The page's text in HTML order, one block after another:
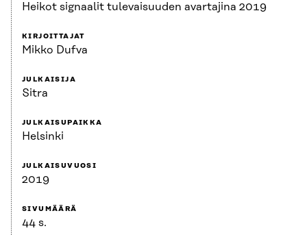
Heikot signaalit tulevaisuuden avartajina 2019
KIRJOITTAJAT
Mikko Dufva
JULKAISIJA
Sitra
JULKAISUPAIKKA
Helsinki
JULKAISUVUOSI
2019
SIVUMÄÄRÄ
44 s.